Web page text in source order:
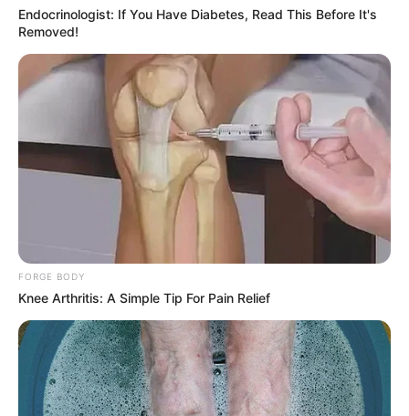
Ikbal Fauzi
Endocrinologist: If You Have Diabetes, Read This Before It's
Removed!
FORGE BODY
Knee Arthritis: A Simple Tip For Pain Relief